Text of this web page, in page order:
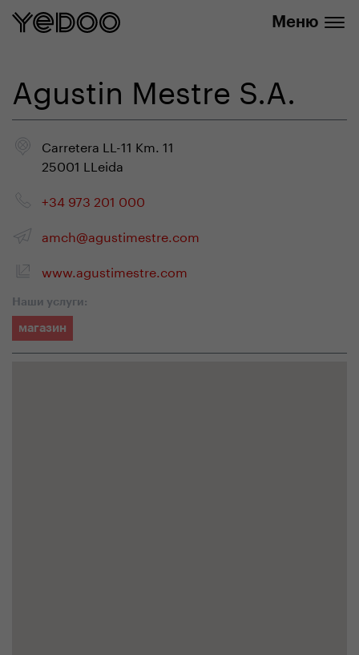
Меню
Agustin Mestre S.A.
Carretera LL-11 Km. 11
25001 LLeida
+34 973 201 000
amch@agustimestre.com
www.agustimestre.com
Наши услуги:
магазин